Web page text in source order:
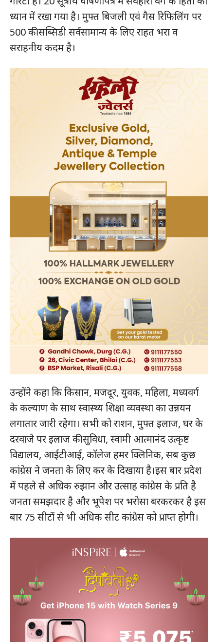
ध्यान में रखा गया है। मुफ्त बिजली एवं गैस रिफिलिंग पर
500 की सब्सिडी सर्वसामान्य के लिए राहत भरा व
सराहनीय कदम है।
उन्होंने कहा कि किसान, मजदूर, युवक, महिला, मध्यवर्ग
के कल्याण के साथ स्वास्थ्य शिक्षा व्यवस्था का उन्नयन
लगातार जारी रहेगा। सभी को राशन, मुफ्त इलाज, घर के
दरवाजे पर इलाज की सुविधा, स्वामी आत्मानंद उत्कृष्ट
विद्यालय, आईटीआई, कॉलेज हमर क्लिनिक, सब कुछ
कांग्रेस ने जनता के लिए कर के दिखाया है।इस बार प्रदेश
में पहले से अधिक रुझान और उत्साह कांग्रेस के प्रति है
जनता समझदार है और भूपेश पर भरोसा बरकरकर है इस
बार 75 सीटों से भी अधिक सीट कांग्रेस को प्राप्त होगी।